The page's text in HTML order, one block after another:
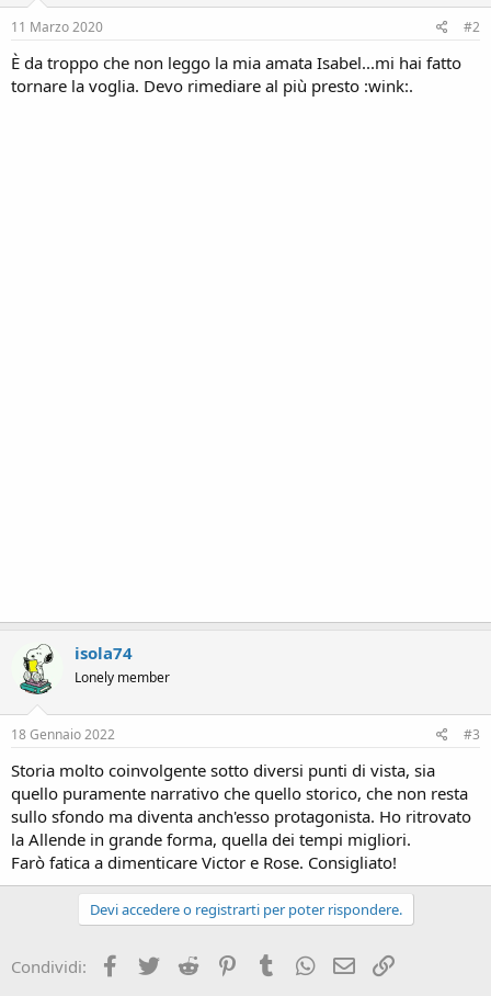
n
s
11 Marzo 2020 #2
È da troppo che non leggo la mia amata Isabel...mi hai fatto
tornare la voglia. Devo rimediare al più presto :wink:.
isola74
Lonely member
18 Gennaio 2022 #3
Storia molto coinvolgente sotto diversi punti di vista, sia
quello puramente narrativo che quello storico, che non resta
sullo sfondo ma diventa anch'esso protagonista. Ho ritrovato
la Allende in grande forma, quella dei tempi migliori.
Farò fatica a dimenticare Victor e Rose. Consigliato!
Devi accedere o registrarti per poter rispondere.
Condividi: Facebook
Twitter Reddit PinterestTumblrWhatsApp
e-mail